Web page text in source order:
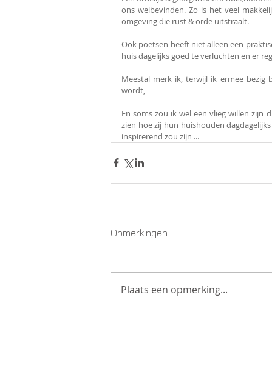
ons welbevinden. Zo is het veel
omgeving die rust & orde uitstraalt.
Ook poetsen heeft niet alleen een
huis dagelijks goed te verluchten en er
Meestal merk ik, terwijl ik ermee
wordt,
En soms zou ik wel een vlieg willen zijn
zien hoe zij hun huishouden
inspirerend zou zijn ...
Opmerkingen
Plaats een opmerking...